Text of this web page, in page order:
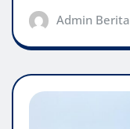
Admin Berita